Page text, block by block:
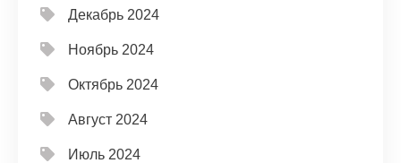
Декабрь 2024
Ноябрь 2024
Октябрь 2024
Август 2024
Июль 2024